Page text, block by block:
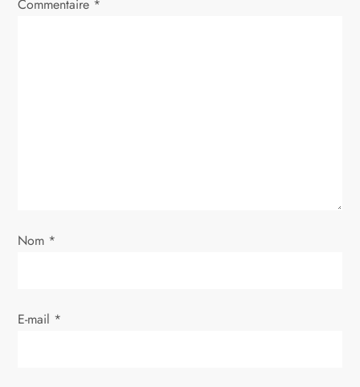
’
r
Commentaire *
Nom *
E-mail *